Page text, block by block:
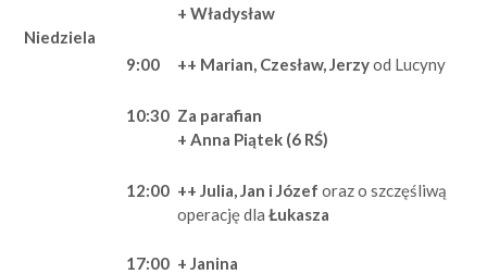
Niedziela
+ Władysław
9:00 ++ Marian, Czesław, Jerzyod Lucyny
10:30 Za parafian
+ Anna Piątek (6 RŚ)
12:00 ++ Julia, Jan i Józef oraz o szczęśliwą
operację dla Łukasza
17:00 + Janina